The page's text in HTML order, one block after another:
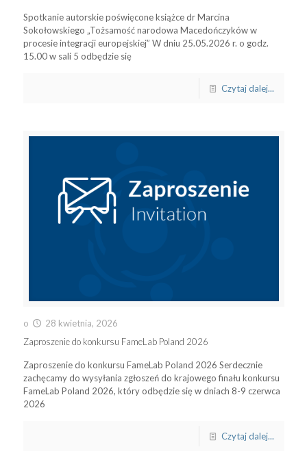
Spotkanie autorskie poświęcone książce dr Marcina
Sokołowskiego „Tożsamość narodowa Macedończyków w
procesie integracji europejskiej” W dniu 25.05.2026 r. o godz.
15.00 w sali 5 odbędzie się
Czytaj dalej...
o
28 kwietnia, 2026
Zaproszenie do konkursu FameLab Poland 2026
Zaproszenie do konkursu FameLab Poland 2026 Serdecznie
zachęcamy do wysyłania zgłoszeń do krajowego finału konkursu
FameLab Poland 2026, który odbędzie się w dniach 8-9 czerwca
2026
Czytaj dalej...